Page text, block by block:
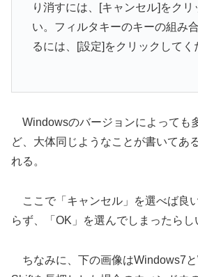
り消すには、[キャンセル]をクリ
い。フィルタキーのキーの組み
るには、[設定]をクリックしてく
Windowsのバージョンによっても
ど、大体同じようなことが書いてあ
れる。
ここで「キャンセル」を選べば良
らず、「OK」を選んでしまったらし
ちなみに、下の画像はWindows7